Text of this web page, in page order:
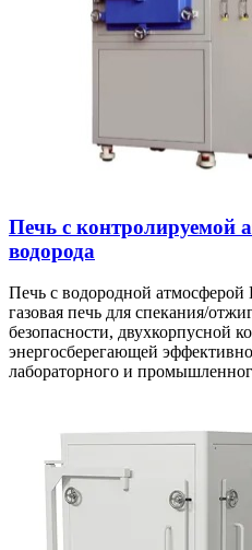
Печь с контролируемой
водорода
Печь с водородной
газовая печь для спекания/
безопасности, двухкорпусной
энергосберегающей
лабораторного и